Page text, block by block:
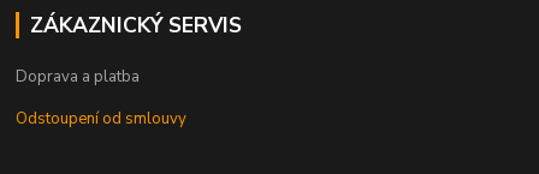
ZÁKAZNICKÝ SERVIS
Doprava a platba
Odstoupení od smlouvy